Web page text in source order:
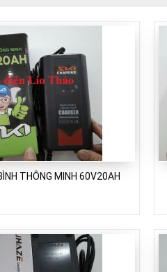
THÔNG MINH 60V20AH